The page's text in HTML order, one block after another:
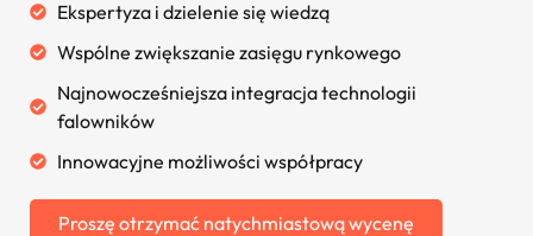
Ekspertyza i dzielenie się wiedzą
Wspólne zwiększanie zasięgu rynkowego
Najnowocześniejsza integracja technologii
falowników
Innowacyjne możliwości współpracy
Proszę otrzymać natychmiastową wycenę